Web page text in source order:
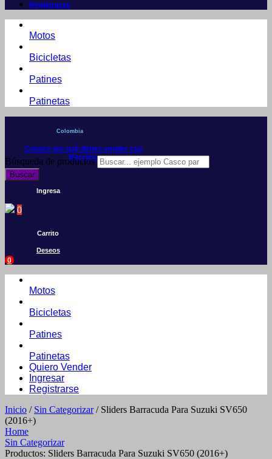
Registrarse
Motos
Bicicletas
Patines
Patinetas
Colombia
Conoce por qué debes vender con
Mercleta
Búsqueda de productos
Buscar
Ingresa
0
Carrito
Deseos
0
Motos
Bicicletas
Patines
Patinetas
Quiero Vender
Ingresar
Registrarse
Inicio / Sin Categorizar/ Sliders Barracuda Para Suzuki SV650
(2016+)
Home
Sin Categorizar
Productos: Sliders Barracuda Para Suzuki SV650 (2016+)